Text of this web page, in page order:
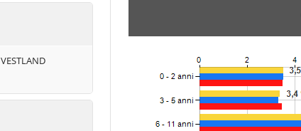
VESTLAND